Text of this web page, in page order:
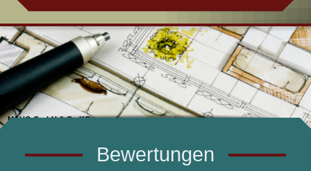
MAHO GmbH & Co.KG
Bewertungen